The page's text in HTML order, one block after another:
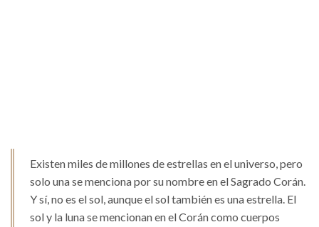
Existen miles de millones de estrellas en el universo, pero
solo una se menciona por su nombre en el Sagrado Corán.
Y sí, no es el sol, aunque el sol también es una estrella. El
sol y la luna se mencionan en el Corán como cuerpos